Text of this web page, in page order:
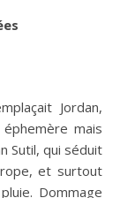
Jordan,
éphemère mais
Sutil, qui séduit
et surtout
Dommage